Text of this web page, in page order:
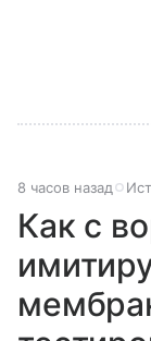
8 часов назад
Как с